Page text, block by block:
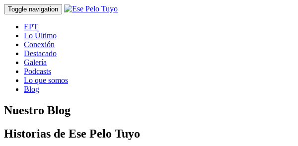
Toggle navigation
EPT
Lo Último
Conexión
Destacado
Galería
Podcasts
Lo que somos
Blog
Nuestro Blog
Historias de Ese Pelo Tuyo